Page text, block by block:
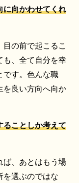
に向かわせてくれ
の前で起こるこ
も、全て自分を幸
です。色んな職
を良い方向へ向か
ることしか考えて
ば、あとはもう場
を選ぶのではな